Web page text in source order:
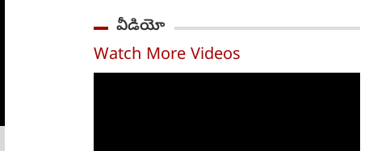
చిత్రంగా ఈ సినిమా ప్రేక్షకులను
ఆకట్టుకుంటుందని ట్రైలర్
తాను సింగిల్‌గా ఉండటమే
ఇష్టంగా ఉందని చెప్పారు.
వీడియో
Watch More Videos